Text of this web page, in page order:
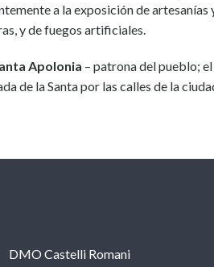
a la exposición de artesanías
y de fuegos artificiales.
Apolonia – patrona del pueblo;
de la Santa por las calles de la
DMO Castelli Romani